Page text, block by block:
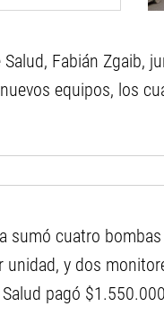
Fabián Zgaib,
equipos, los
sumó cuatro
y dos
pagó